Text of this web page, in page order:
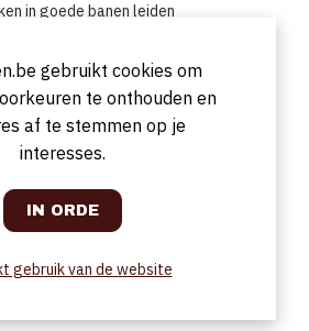
in goede banen leiden
mise-en-place tot het bereiden van
te nemen en je eigen input te geven
werkweek.
gebruikt cookies om
te onthouden en
af te stemmen op je
interesses.
gebruik van de website